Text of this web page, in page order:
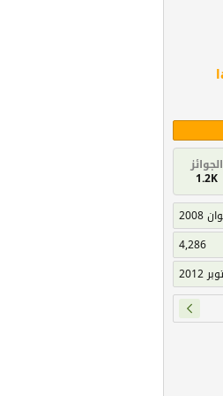
الجوائز
1.2K
4,286